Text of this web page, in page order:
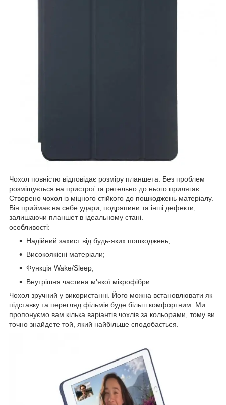
Чохол повністю відповідає розміру планшета. Без проблем
розміщується на пристрої та ретельно до нього прилягає.
Створено чохол із міцного стійкого до пошкоджень матеріалу.
Він приймає на себе удари, подряпини та інші дефекти,
залишаючи планшет в ідеальному стані.
особливості:
Надійний захист від будь-яких пошкоджень;
Високоякісні матеріали;
Функція Wake/Sleep;
Внутрішня частина м'якої мікрофібри.
Чохол зручний у використанні. Його можна встановлювати як
підставку та перегляд фільмів буде більш комфортним. Ми
пропонуємо вам кілька варіантів чохлів за кольорами, тому ви
точно знайдете той, який найбільше сподобається.